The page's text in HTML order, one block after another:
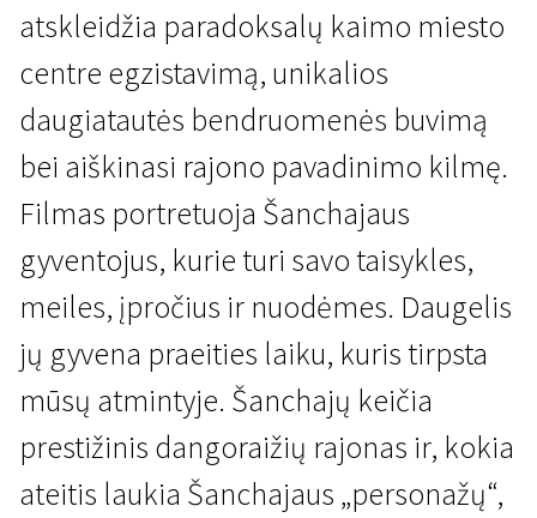
Jauna Lietuva trumpai
Šanxai Banzai
26 min. | Dokumentinis | N/A
atskleidžia paradoksalų kaimo miesto
centre egzistavimą, unikalios
daugiatautės bendruomenės buvimą
bei aiškinasi rajono pavadinimo kilmę.
Filmas portretuoja Šanchajaus
gyventojus, kurie turi savo taisykles,
meiles, įpročius ir nuodėmes. Daugelis
jų gyvena praeities laiku, kuris tirpsta
mūsų atmintyje. Šanchajų keičia
prestižinis dangoraižių rajonas ir, kokia
ateitis laukia Šanchajaus „personažų“,